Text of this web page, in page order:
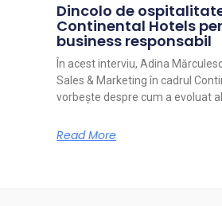
Dincolo de
Continental Hotels
business responsabil
În acest interviu, Adina
Sales & Marketing în cadrul
vorbește despre cum a evoluat
Read More